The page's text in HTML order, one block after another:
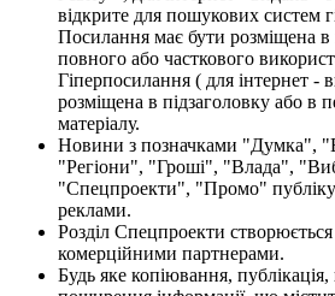
відкрите для пошукових систем
Посилання має бути розміщена в
повного або часткового
Гіперпосилання ( для інтернет -
розміщена в підзаголовку або в
матеріалу.
Новини з позначками "Думка",
"Регіони", "Гроші", "Влада",
"Спецпроекти", "Промо"
реклами.
Розділ Спецпроекти створюється
комерційними партнерами.
Будь яке копіювання,